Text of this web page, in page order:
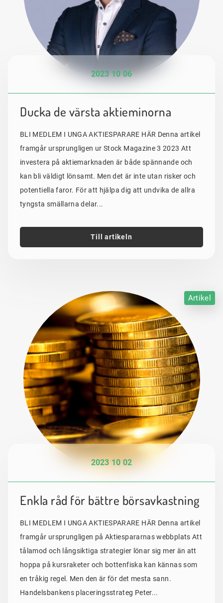
2023 10 06
Ducka de värsta aktieminorna
BLI MEDLEM I UNGA AKTIESPARARE HÄR Denna artikel
framgår ursprungligen ur Stock Magazine 3 2023 Att
investera på aktiemarknaden är både spännande och
kan bli väldigt lönsamt. Men det är inte utan risker och
potentiella faror. För att hjälpa dig att undvika de allra
tyngsta smällarna delar...
Till artikeln
Artikel
2023 10 02
Enkla råd för bättre börsavkastning
BLI MEDLEM I UNGA AKTIESPARARE HÄR Denna artikel
framgår ursprungligen på Aktiespararnas webbplats Att
tålamod och långsiktiga strategier lönar sig mer än att
hoppa på kursraketer och bottenfiska kan kännas som
en tråkig regel. Men den är för det mesta sann.
Handelsbankens placeringsstrateg Peter...